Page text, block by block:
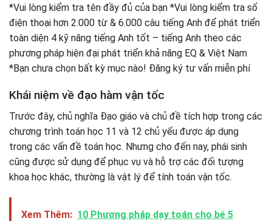
*Vui lòng kiểm tra tên đầy đủ của bạn *Vui lòng kiểm tra số
điện thoại hơn 2.000 từ & 6.000 câu tiếng Anh để phát triển
toàn diện 4 kỹ năng tiếng Anh tốt – tiếng Anh theo các
phương pháp hiện đại phát triển khả năng EQ & Việt Nam
*Bạn chưa chọn bất kỳ mục nào! Đăng ký tư vấn miễn phí
Khái niệm về đạo hàm vận tốc
Trước đây, chủ nghĩa Đạo giáo và chủ đề tích hợp trong các
chương trình toán học 11 và 12 chủ yếu được áp dụng
trong các vấn đề toán học. Nhưng cho đến nay, phái sinh
cũng được sử dụng để phục vụ và hỗ trợ các đối tượng
khoa học khác, thường là vật lý để tính toán vận tốc.
Xem Thêm: 10 Phương pháp dạy toán cho bé 5